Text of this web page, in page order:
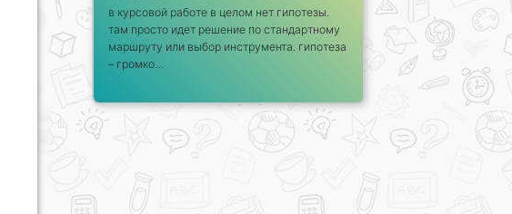
в курсовой работе в целом нет гипотезы.
там просто идет решение по стандартному
маршруту или выбор инструмента. гипотеза
– громко…